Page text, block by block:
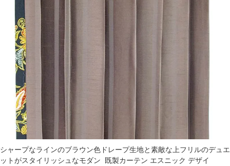
シャープなラインのブラウン色ドレープ生地と素敵な上フリルのデュエ
ットがスタイリッシュなモダン 既製カーテン エスニック デザイ